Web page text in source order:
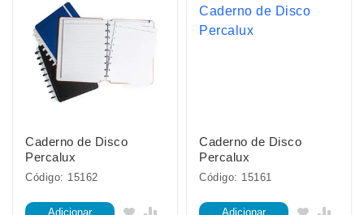
Caderno de Disco
Percalux
Código: 15162
Adicionar
Caderno de Disco
Percalux
Código: 15161
Adicionar